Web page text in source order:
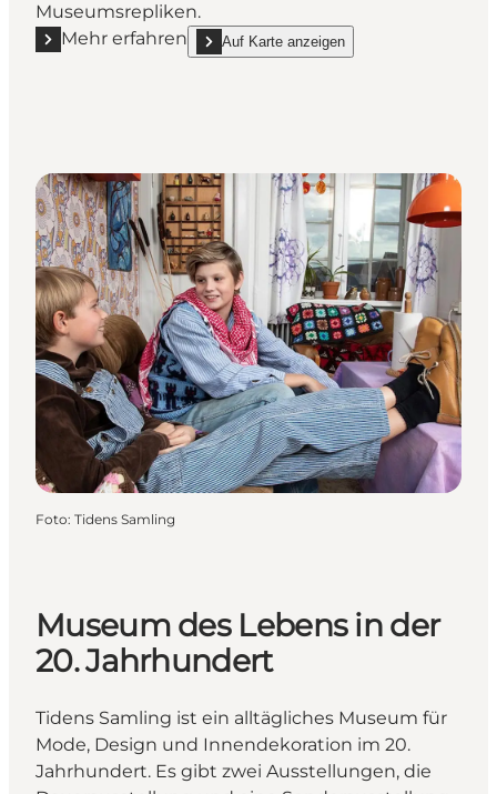
Museumsrepliken.
Mehr erfahren
Mehr erfahren "Kramboden (Museumsgeschäft)"
Auf Karte anzeigen
show Kramboden (Museumsgeschäft) on_map
Foto: Tidens Samling
Museum des Lebens in der
20. Jahrhundert
Tidens Samling ist ein alltägliches Museum für
Mode, Design und Innendekoration im 20.
Jahrhundert. Es gibt zwei Ausstellungen, die